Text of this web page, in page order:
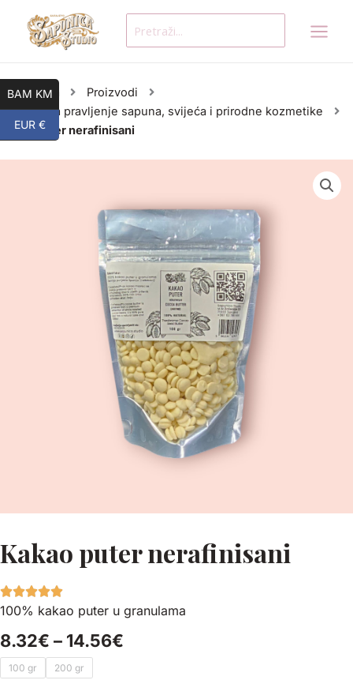
content
for:
Početna
Proizvodi
Sirovine za pravljenje sapuna, svijeća i prirodne kozmetike
Kakao puter nerafinisani
Kakao puter nerafinisani
100% kakao puter u granulama
8.32€ – 14.56€
100 gr 200 gr
Kakao
puter
BAM KM
EUR €